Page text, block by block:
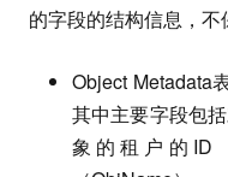
的字段的结构信息，不
Object Metadata
其中主要字段包
象的租户的ID